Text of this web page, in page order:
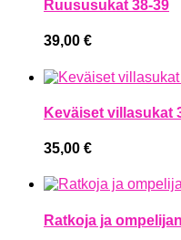
Ruususukat 38-39
39,00 €
Keväiset villasukat
35,00 €
Ratkoja ja